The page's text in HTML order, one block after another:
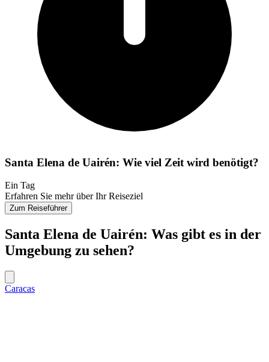
Santa Elena de Uairén: Wie viel Zeit wird benötigt?
Ein Tag
Erfahren Sie mehr über Ihr Reiseziel
Zum Reiseführer
Santa Elena de Uairén: Was gibt es in der
Umgebung zu sehen?
Caracas